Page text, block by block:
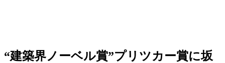
“建築界ノーベル賞”プリツカー賞に坂